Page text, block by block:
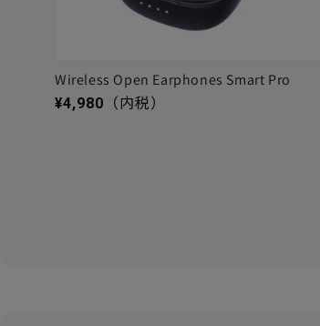
Wireless Open Earphones Smart Pro
通常価格
¥4,980 （内税）